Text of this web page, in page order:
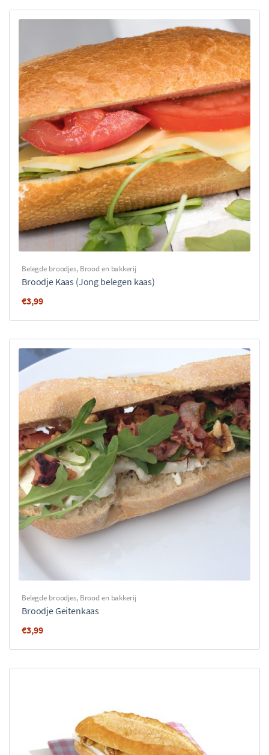
Belegde broodjes, Brood en bakkerij
Broodje Kaas (Jong belegen kaas)
€3,99
Belegde broodjes, Brood en bakkerij
Broodje Geitenkaas
€3,99